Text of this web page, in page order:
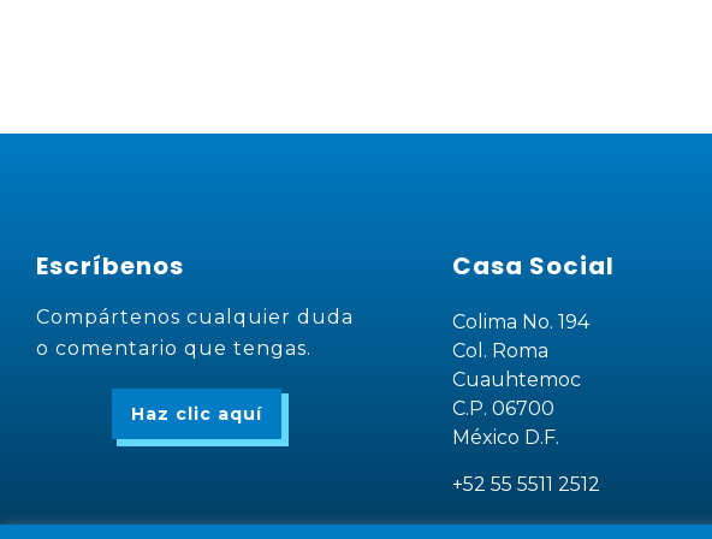
Escríbenos
Compártenos cualquier duda
o comentario que tengas.
Haz clic aquí
Casa Social
Colima No. 194
Col. Roma
Cuauhtemoc
C.P. 06700
México D.F.
+52 55 5511 2512